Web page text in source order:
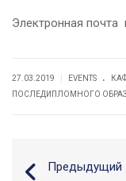
Электронная почта
27.03.2019 EVENTS .
ПОСЛЕДИПЛОМНОГО
Предыдущий